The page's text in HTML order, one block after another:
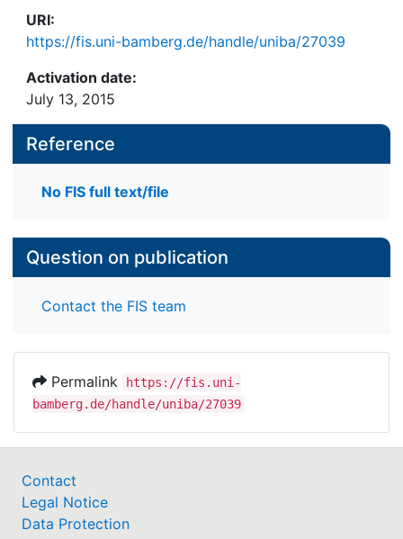
URI:
https://fis.uni-bamberg.de/handle/uniba/27039
Activation date:
July 13, 2015
Reference
No FIS full text/file
Question on publication
Contact the FIS team
Permalink
https://fis.uni-
bamberg.de/handle/uniba/27039
Contact
Legal Notice
Data Protection